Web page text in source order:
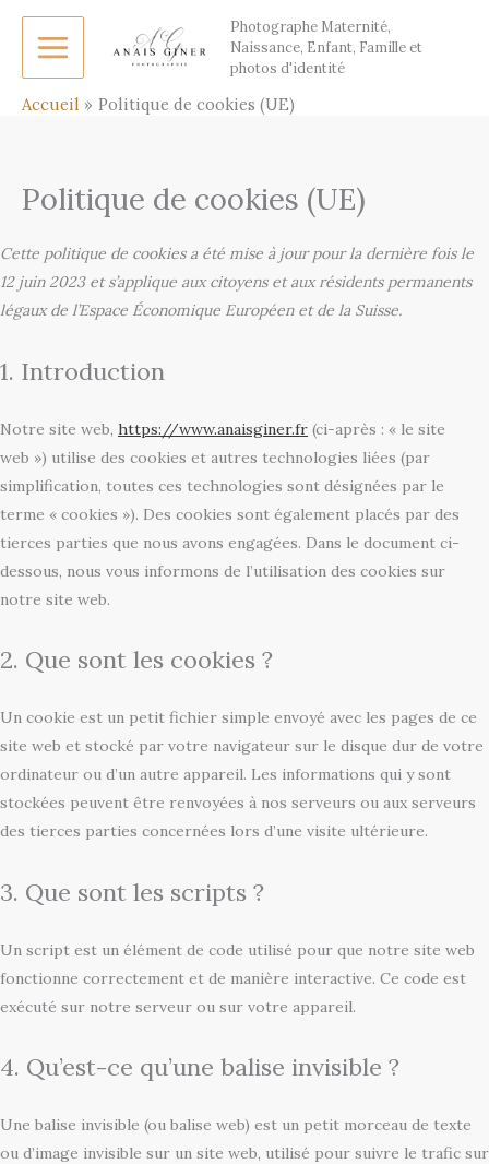
Aller
contenu
Photographe Maternité,
Naissance, Enfant, Famille et
photos d'identité
Accueil Politique de cookies (UE)
Politique de cookies (UE)
Cette politique de cookies a été mise à jour pour la dernière fois le
12 juin 2023 et s’applique aux citoyens et aux résidents permanents
légaux de l’Espace Économique Européen et de la Suisse.
1. Introduction
Notre site web, https://www.anaisginer.fr (ci-après : « le site
web ») utilise des cookies et autres technologies liées (par
simplification, toutes ces technologies sont désignées par le
terme « cookies »). Des cookies sont également placés par des
tierces parties que nous avons engagées. Dans le document ci-
dessous, nous vous informons de l’utilisation des cookies sur
notre site web.
2. Que sont les cookies ?
Un cookie est un petit fichier simple envoyé avec les pages de ce
site web et stocké par votre navigateur sur le disque dur de votre
ordinateur ou d’un autre appareil. Les informations qui y sont
stockées peuvent être renvoyées à nos serveurs ou aux serveurs
des tierces parties concernées lors d’une visite ultérieure.
3. Que sont les scripts ?
Un script est un élément de code utilisé pour que notre site web
fonctionne correctement et de manière interactive. Ce code est
exécuté sur notre serveur ou sur votre appareil.
4. Qu’est-ce qu’une balise invisible ?
Une balise invisible (ou balise web) est un petit morceau de texte
ou d’image invisible sur un site web, utilisé pour suivre le trafic sur
to
to
to
to
to
to